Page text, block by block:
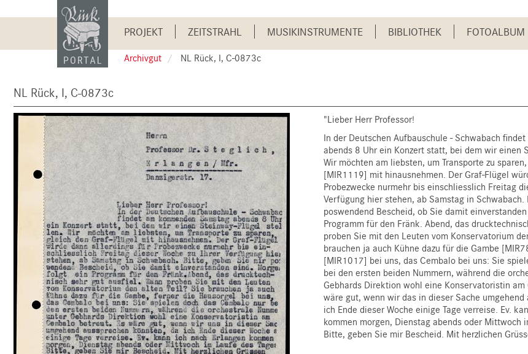
to
Main
navigation
PROJEKT ZEITSTRAHL MUSIKINSTRUMENTE BIBLIOTHEK FOTOALBUM
Archivgut NL Rück, I, C-0873c
NL Rück, I, C-0873c
"Lieber Herr Professor!
In der Deutschen Aufbauschule - Schwabach
abends 8 Uhr ein Konzert statt, bei dem wir einen
Wir möchten am liebsten, um Transporte zu
[MIR1119] mit hinausnehmen. Der Graf-Flügel
Probezwecke nurmehr bis einschliesslich Freitag
Verfügung hier stehen, ab Samstag in
poswendend Bescheid, ob Sie damit
Programm für den Fränk. Abend, das
proben Sie mit den Leuten vom Konservatorium
brauchen ja auch Kühne dazu für die Gambe
[MIR1017] bei uns, das Cembalo bei uns: Sie
bei den ersten beiden Nummern, während die
Gebhards Direktion wohl eine Konservatoristin am
wäre gut, wenn wir das in dieser Sache umgehend
ich Ende dieser Woche einige Tage verreise. Ev.
kommen morgen, Dienstag abends oder Mittwoch
Bitte, geben Sie mir Bescheid. Mit herzlichen